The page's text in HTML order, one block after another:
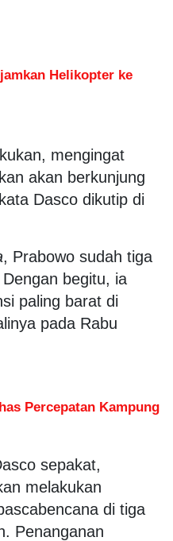
Helikopter ke
mengingat
akan berkunjung
Dasco dikutip di
, Prabowo sudah tiga
begitu, ia
paling barat di
pada Rabu
Percepatan Kampung
sepakat,
melakukan
di tiga
Penanganan